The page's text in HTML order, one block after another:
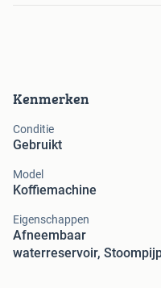
Kenmerken
Conditie
Gebruikt
Model
Koffiemachine
Eigenschappen
Afneembaar
waterreservoir,